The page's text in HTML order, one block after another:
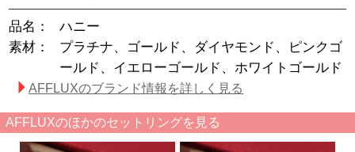
品名：
ハニー
素材：
プラチナ、ゴールド、ダイヤモンド、ピンクゴ
ールド、イエローゴールド、ホワイトゴールド
AFFLUXのブランド情報を詳しく見る
AFFLUXのほかのセットリングを見る